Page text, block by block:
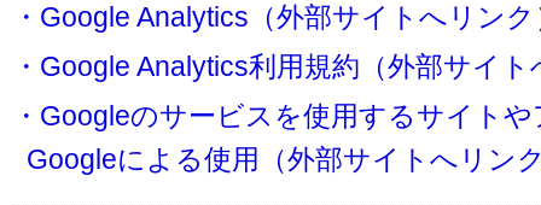
・Google Analytics（外部サイトへリンク
・Google Analytics利用規約（外部サイ
・Googleのサービスを使用するサイト
Googleによる使用（外部サイトへリン